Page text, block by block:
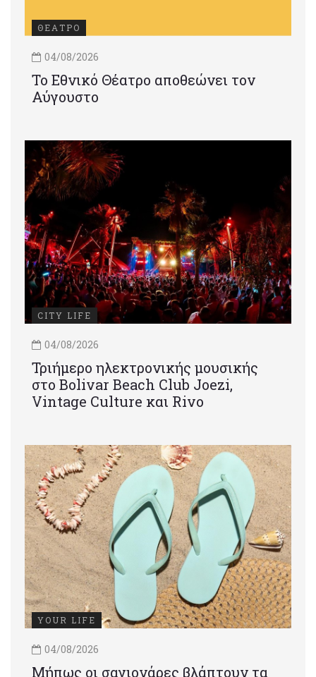
ΘΕΑΤΡΟ
04/08/2026
Το Εθνικό Θέατρο αποθεώνει τον
Αύγουστο
CITY LIFE
04/08/2026
Τριήμερο ηλεκτρονικής μουσικής
στο Bolivar Beach Club Joezi,
Vintage Culture και Rivo
YOUR LIFE
04/08/2026
Μήπως οι σαγιονάρες βλάπτουν τα